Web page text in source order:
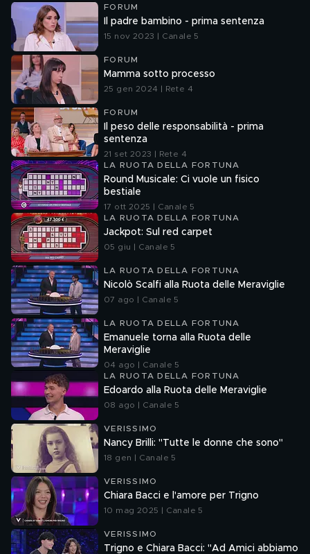
FORUM
Il padre bambino - prima sentenza
15 nov 2023 | Canale 5
FORUM
Mamma sotto processo
25 gen 2024 | Rete 4
FORUM
Il peso delle responsabilità - prima
sentenza
21 set 2023 | Rete 4
LA RUOTA DELLA FORTUNA
Round Musicale: Ci vuole un fisico
bestiale
17 ott 2025 | Canale 5
LA RUOTA DELLA FORTUNA
Jackpot: Sul red carpet
05 giu | Canale 5
LA RUOTA DELLA FORTUNA
Nicolò Scalfi alla Ruota delle Meraviglie
07 ago | Canale 5
LA RUOTA DELLA FORTUNA
Emanuele torna alla Ruota delle
Meraviglie
04 ago | Canale 5
LA RUOTA DELLA FORTUNA
Edoardo alla Ruota delle Meraviglie
08 ago | Canale 5
VERISSIMO
Nancy Brilli: "Tutte le donne che sono"
18 gen | Canale 5
VERISSIMO
Chiara Bacci e l'amore per Trigno
10 mag 2025 | Canale 5
VERISSIMO
Trigno e Chiara Bacci: "Ad Amici abbiamo